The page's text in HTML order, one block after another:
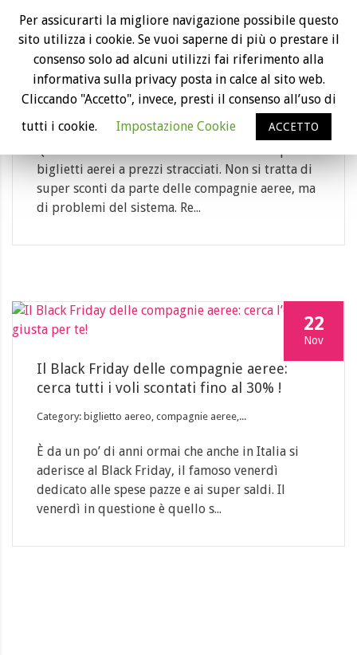
26
Giu
British Airways cancella i biglietti aerei
acquistati a prezzi scontati
biglietti aerei a prezzi stracciati. Non si tratta di
super sconti da parte delle compagnie aeree, ma
di problemi del sistema. Re...
22
Nov
Il Black Friday delle compagnie aeree:
cerca tutti i voli scontati fino al 30% !
Category: biglietto aereo, compagnie aeree,...
È da un po’ di anni ormai che anche in Italia si
aderisce al Black Friday, il famoso venerdì
dedicato alle spese pazze e ai super saldi. Il
venerdì in questione è quello s...
Per assicurarti la migliore navigazione possibile questo
sito utilizza i cookie. Se vuoi saperne di più o prestare il
consenso solo ad alcuni utilizzi fai riferimento alla
informativa sulla privacy posta in calce al sito web.
Cliccando "Accetto", invece, presti il consenso all’uso di
tutti i cookie.
Impostazione Cookie ACCETTO